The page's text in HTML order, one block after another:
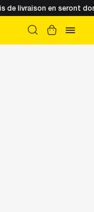
de livraison en seront